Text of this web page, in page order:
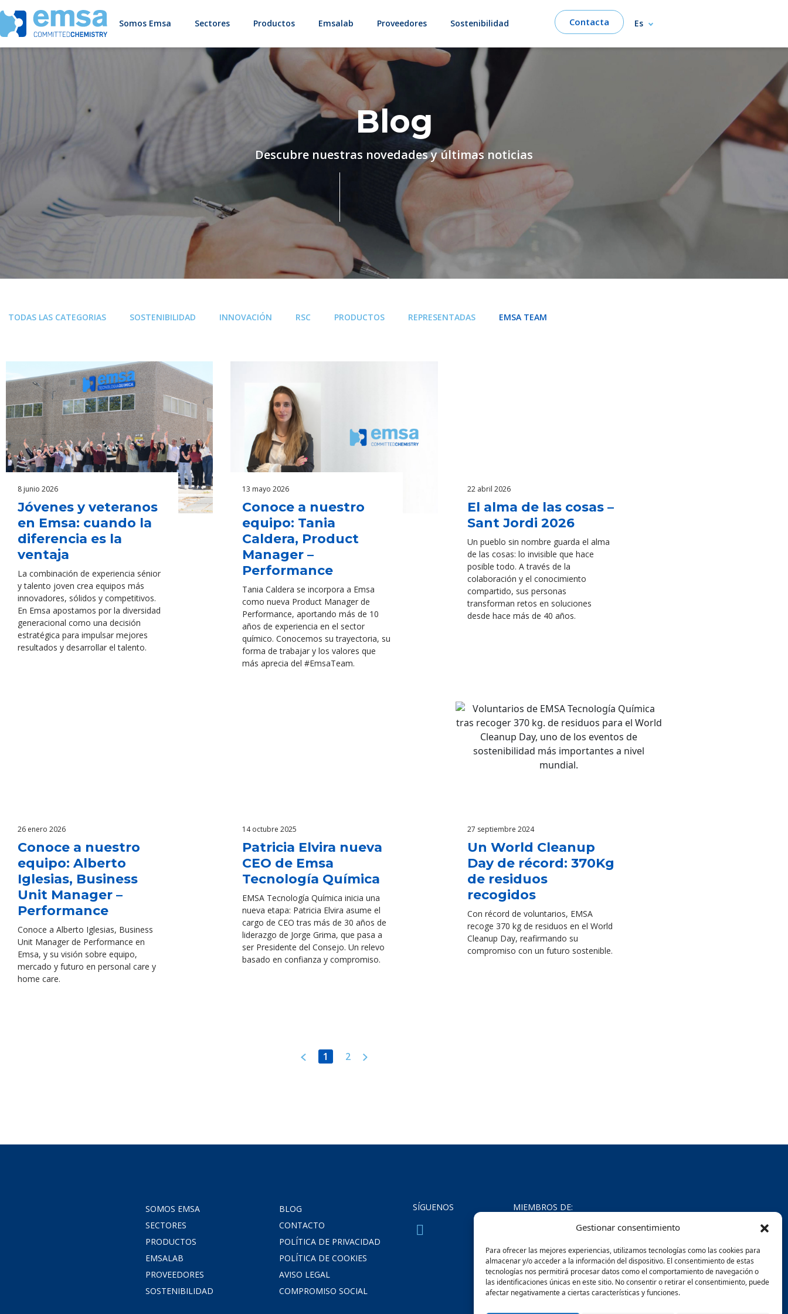
Gestionar consentimiento
Para ofrecer las mejores experiencias, utilizamos tecnologías como las cookies para
almacenar y/o acceder a la información del dispositivo. El consentimiento de estas
tecnologías nos permitirá procesar datos como el comportamiento de navegación o
las identificaciones únicas en este sitio. No consentir o retirar el consentimiento, puede
afectar negativamente a ciertas características y funciones.
Somos Emsa Sectores Productos Emsalab Proveedores Sostenibilidad Contacta Es
Blog
Descubre nuestras novedades y últimas noticias
TODAS LAS CATEGORIAS SOSTENIBILIDAD INNOVACIÓN RSC PRODUCTOS REPRESENTADAS EMSA TEAM
8 junio 2026
Jóvenes y veteranos
en Emsa: cuando la
diferencia es la
ventaja
La combinación de experiencia sénior
y talento joven crea equipos más
innovadores, sólidos y competitivos.
En Emsa apostamos por la diversidad
generacional como una decisión
estratégica para impulsar mejores
resultados y desarrollar el talento.
13 mayo 2026
Conoce a nuestro
equipo: Tania
Caldera, Product
Manager –
Performance
Tania Caldera se incorpora a Emsa
como nueva Product Manager de
Performance, aportando más de 10
años de experiencia en el sector
químico. Conocemos su trayectoria, su
forma de trabajar y los valores que
más aprecia del #EmsaTeam.
22 abril 2026
El alma de las cosas –
Sant Jordi 2026
Un pueblo sin nombre guarda el alma
de las cosas: lo invisible que hace
posible todo. A través de la
colaboración y el conocimiento
compartido, sus personas
transforman retos en soluciones
desde hace más de 40 años.
26 enero 2026
Conoce a nuestro
equipo: Alberto
Iglesias, Business
Unit Manager –
Performance
Conoce a Alberto Iglesias, Business
Unit Manager de Performance en
Emsa, y su visión sobre equipo,
mercado y futuro en personal care y
home care.
14 octubre 2025
Patricia Elvira nueva
CEO de Emsa
Tecnología Química
EMSA Tecnología Química inicia una
nueva etapa: Patricia Elvira asume el
cargo de CEO tras más de 30 años de
liderazgo de Jorge Grima, que pasa a
ser Presidente del Consejo. Un relevo
basado en confianza y compromiso.
27 septiembre 2024
Un World Cleanup
Day de récord: 370Kg
de residuos
recogidos
Con récord de voluntarios, EMSA
recoge 370 kg de residuos en el World
Cleanup Day, reafirmando su
compromiso con un futuro sostenible.
1 2
SOMOS EMSA
SECTORES
PRODUCTOS
EMSALAB
PROVEEDORES
SOSTENIBILIDAD
BLOG
CONTACTO
POLÍTICA DE PRIVACIDAD
POLÍTICA DE COOKIES
AVISO LEGAL
COMPROMISO SOCIAL
SÍGUENOS MIEMBROS DE: